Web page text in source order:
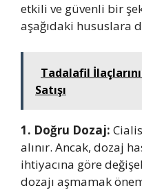
etkili ve güvenli bir
aşağıdaki hususlara
Tadalafil
Satışı
1. Doğru Dozaj:
alınır. Ancak, dozaj
ihtiyacına göre
dozajı aşmamak